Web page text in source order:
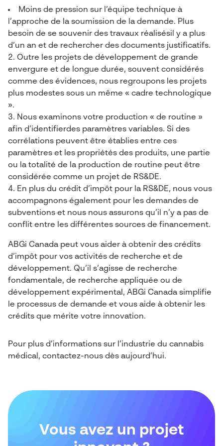
Moins de pression sur l’équipe technique à
l’approche de la soumission de la demande. Plus
besoin de se souvenir des travaux réalisésil y a plus
d’un an et de rechercher des documents justificatifs.
Outre les projets de développement de grande
envergure et de longue durée, souvent considérés
comme des évidences, nous regroupons les projets
plus modestes sous un même « cadre technologique
».
Nous examinons votre production « de routine »
afin d’identifierdes paramètres variables. Si des
corrélations peuvent être établies entre ces
paramètres et les propriétés des produits, une partie
ou la totalité de la production de routine peut être
considérée comme un projet de RS&DE.
En plus du crédit d’impôt pour la RS&DE, nous vous
accompagnons également pour les demandes de
subventions et nous nous assurons qu’il n’y a pas de
conflit entre les différentes sources de financement.
ABGi Canada peut vous aider à obtenir des crédits
d’impôt pour vos activités de recherche et de
développement. Qu’il s’agisse de recherche
fondamentale, de recherche appliquée ou de
développement expérimental, ABGi Canada simplifie
le processus de demande et vous aide à obtenir les
crédits que mérite votre innovation.
Pour plus d’informations sur l’industrie du cannabis
médical, contactez-nous dès aujourd’hui.
Vous avez un projet